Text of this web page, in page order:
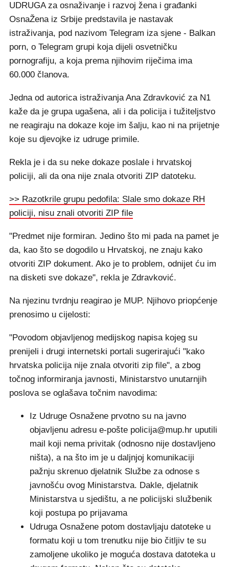
UDRUGA za osnaživanje i razvoj žena i građanki
OsnaŽena iz Srbije predstavila je nastavak
istraživanja, pod nazivom Telegram iza sjene - Balkan
porn, o Telegram grupi koja dijeli osvetničku
pornografiju, a koja prema njihovim riječima ima
60.000 članova.
Jedna od autorica istraživanja Ana Zdravković za N1
kaže da je grupa ugašena, ali i da policija i tužiteljstvo
ne reagiraju na dokaze koje im šalju, kao ni na prijetnje
koje su djevojke iz udruge primile.
Rekla je i da su neke dokaze poslale i hrvatskoj
policiji, ali da ona nije znala otvoriti ZIP datoteku.
>> Razotkrile grupu pedofila: Slale smo dokaze RH
policiji, nisu znali otvoriti ZIP file
"Predmet nije formiran. Jedino što mi pada na pamet je
da, kao što se dogodilo u Hrvatskoj, ne znaju kako
otvoriti ZIP dokument. Ako je to problem, odnijet ću im
na disketi sve dokaze", rekla je Zdravković.
Na njezinu tvrdnju reagirao je MUP. Njihovo priopćenje
prenosimo u cijelosti:
"Povodom objavljenog medijskog napisa kojeg su
prenijeli i drugi internetski portali sugerirajući "kako
hrvatska policija nije znala otvoriti zip file", a zbog
točnog informiranja javnosti, Ministarstvo unutarnjih
poslova se oglašava točnim navodima:
Iz Udruge Osnažene prvotno su na javno
objavljenu adresu e-pošte policija@mup.hr uputili
mail koji nema privitak (odnosno nije dostavljeno
ništa), a na što im je u daljnjoj komunikaciji
pažnju skrenuo djelatnik Službe za odnose s
javnošću ovog Ministarstva. Dakle, djelatnik
Ministarstva u sjedištu, a ne policijski službenik
koji postupa po prijavama
Udruga Osnažene potom dostavljaju datoteke u
formatu koji u tom trenutku nije bio čitljiv te su
zamoljene ukoliko je moguća dostava datoteka u